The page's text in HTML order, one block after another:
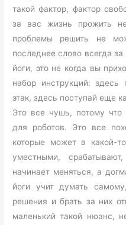
такой фактор, фактор
за вас жизнь прожить
проблемы решить не
последнее слово всегда
йоги, это не когда вы
набор инструкций: здесь
этак, здесь поступай еще
Это все чушь, потому
для роботов. Это все
которые может в какой-
уместными,
начинает меняться, а
йоги учит думать
решения и брать за них
маленький такой нюанс,